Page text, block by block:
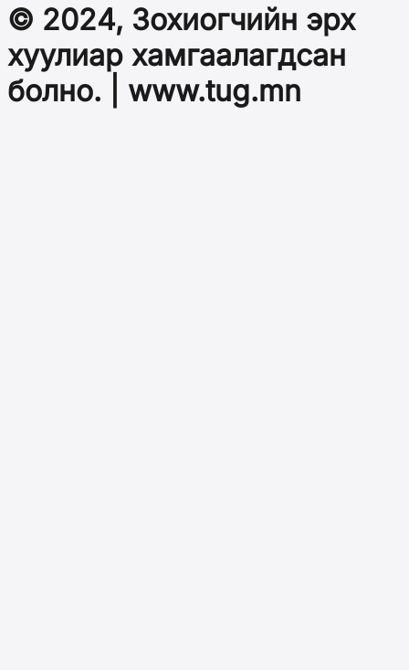
© 2024, Зохиогчийн эрх
хуулиар хамгаалагдсан
болно. | www.tug.mn